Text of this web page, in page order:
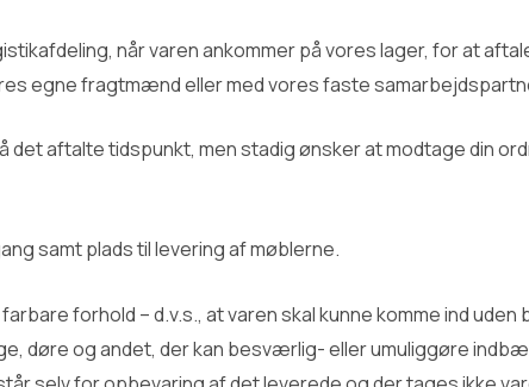
når varen ankommer på vores lager, for at
egne fragtmænd eller med vores faste
det aftalte tidspunkt, men stadig ønsker at modtage din
samt plads til levering af møblerne.
forhold – d.v.s., at varen skal kunne komme ind
døre og andet, der kan besværlig- eller umuliggøre